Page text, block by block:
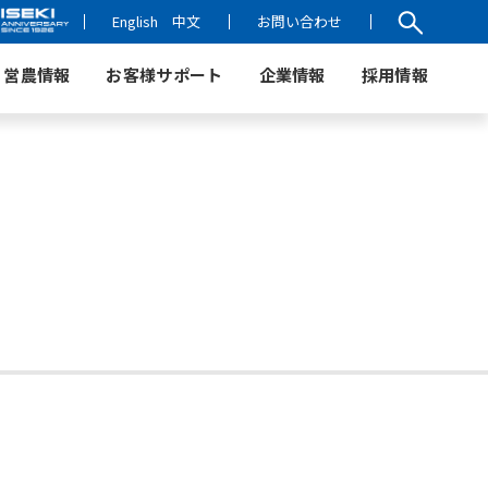
English 中文 お問い合わせ
営農情報 お客様サポート 企業情報 採用情報